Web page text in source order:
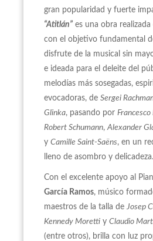
gran popularidad y fuerte
“Atitlán” es una obra
con el objetivo fundamental
disfrute de la musical sin
e ideada para el deleite del
melodías más sosegadas,
evocadoras, de Sergei
Glinka, pasando por
Robert Schumann,Alexander
y Camille Saint-Saëns, en un
lleno de asombro y delicadeza.
Con el excelente apoyo al
García Ramos, músico
maestros de la talla de Josep
Kennedy Moretti y Claudio
(entre otros), brilla con luz